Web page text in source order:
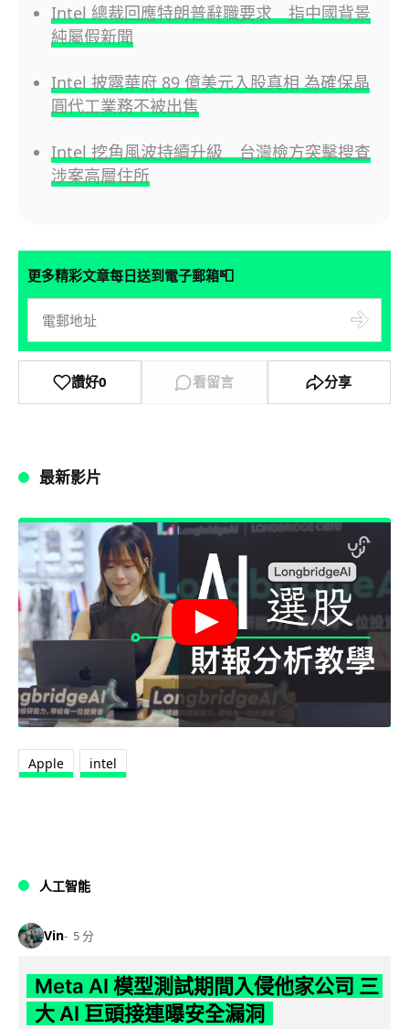
Intel 總裁回應特朗普辭職要求 指中國背景
純屬假新聞
Intel 披露華府 89 億美元入股真相 為確保晶
圓代工業務不被出售
Intel 挖角風波持續升級 台灣檢方突擊搜查
涉案高層住所
更多精彩文章每日送到電子郵箱📮
讚好0 看留言 分享
最新影片
Apple intel
人工智能
Vin 5 分
Meta AI 模型測試期間入侵他家公司 三
大 AI 巨頭接連曝安全漏洞